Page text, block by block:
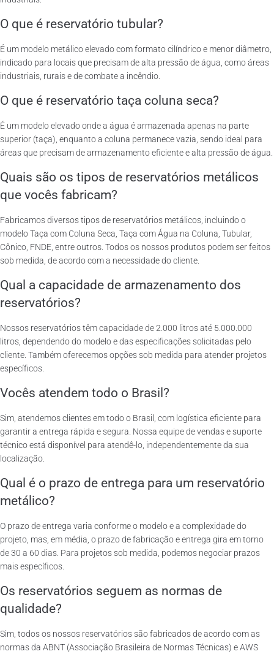
O que é reservatório tubular?
É um modelo metálico elevado com formato cilíndrico e menor diâmetro,
indicado para locais que precisam de alta pressão de água, como áreas
industriais, rurais e de combate a incêndio.
O que é reservatório taça coluna seca?
É um modelo elevado onde a água é armazenada apenas na parte
superior (taça), enquanto a coluna permanece vazia, sendo ideal para
áreas que precisam de armazenamento eficiente e alta pressão de água.
Quais são os tipos de reservatórios metálicos
que vocês fabricam?
Fabricamos diversos tipos de reservatórios metálicos, incluindo o
modelo Taça com Coluna Seca, Taça com Água na Coluna, Tubular,
Cônico, FNDE, entre outros. Todos os nossos produtos podem ser feitos
sob medida, de acordo com a necessidade do cliente.
Qual a capacidade de armazenamento dos
reservatórios?
Nossos reservatórios têm capacidade de 2.000 litros até 5.000.000
litros, dependendo do modelo e das especificações solicitadas pelo
cliente. Também oferecemos opções sob medida para atender projetos
específicos.
Vocês atendem todo o Brasil?
Sim, atendemos clientes em todo o Brasil, com logística eficiente para
garantir a entrega rápida e segura. Nossa equipe de vendas e suporte
técnico está disponível para atendê-lo, independentemente da sua
localização.
Qual é o prazo de entrega para um reservatório
metálico?
O prazo de entrega varia conforme o modelo e a complexidade do
projeto, mas, em média, o prazo de fabricação e entrega gira em torno
de 30 a 60 dias. Para projetos sob medida, podemos negociar prazos
mais específicos.
Os reservatórios seguem as normas de
qualidade?
Sim, todos os nossos reservatórios são fabricados de acordo com as
normas da ABNT (Associação Brasileira de Normas Técnicas) e AWS